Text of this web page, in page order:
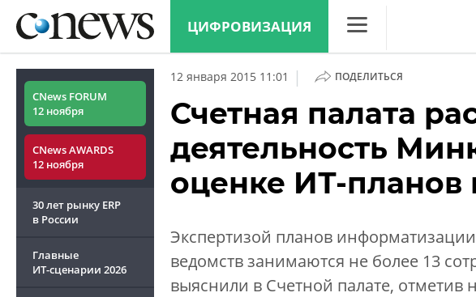
ЦИФРОВИЗАЦИЯ
Конференции
Маркет
Техника
CNews FORUM
12 ноября
CNews AWARDS
12 ноября
30 лет рынку ERP
в России
Главные
ИТ-сценарии 2026
12 января 2015 11:01 | ПОДЕЛИТЬСЯ
Счетная палата
деятельность
оценке ИТ-планов
Экспертизой планов
ведомств занимаются не более 13
выяснили в Счетной палате, отметив